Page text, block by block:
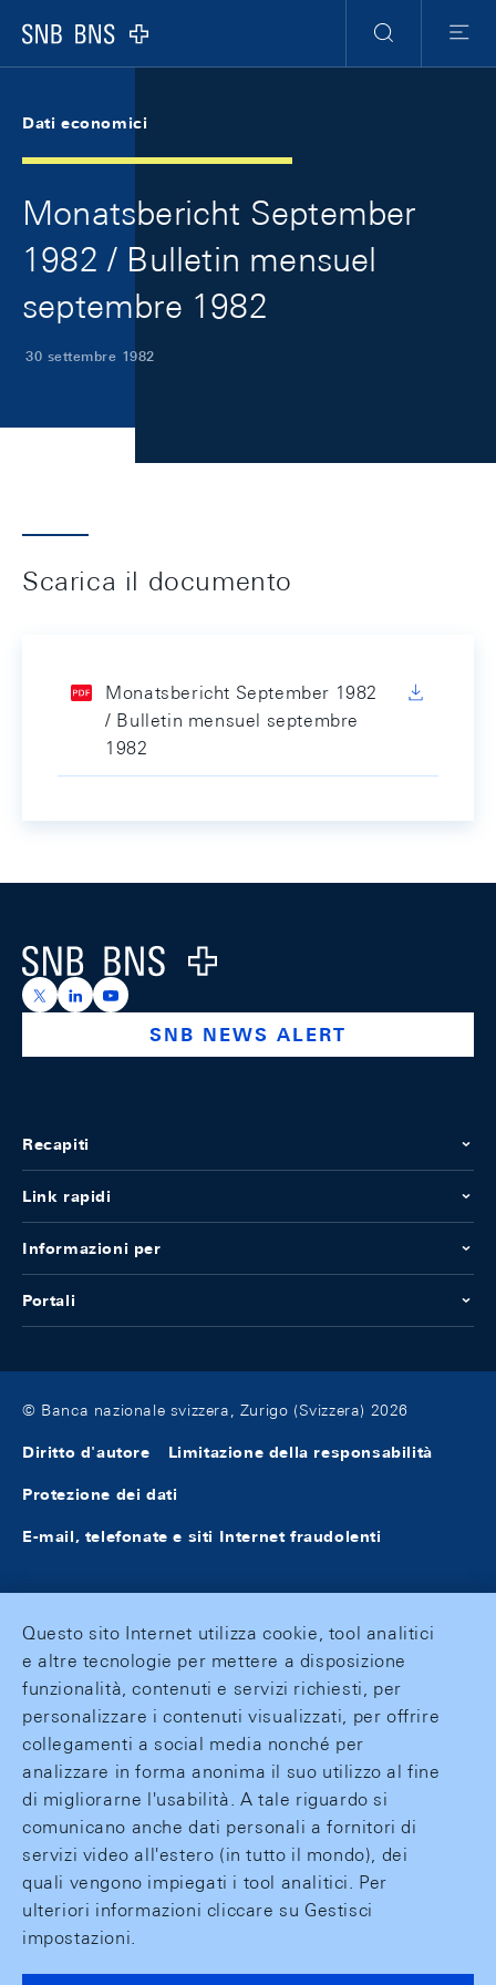
Logo
Ricerca
Menu
Dati economici
Monatsbericht September
1982 / Bulletin mensuel
septembre 1982
30 settembre 1982
Scarica il documento
Monatsbericht September 1982
/ Bulletin mensuel septembre
1982
Logo
https://x.com/snb_bns
https://ch.linkedin.com/company/swiss-national-
https://www.youtube.com/@swissnationalbank
SNB NEWS ALERT
Recapiti
Link rapidi
Informazioni per
Portali
© Banca nazionale svizzera, Zurigo (Svizzera) 2026
Diritto d'autore Limitazione della responsabilità
Protezione dei dati
E-mail, telefonate e siti Internet fraudolenti
Questo sito Internet utilizza cookie, tool analitici
e altre tecnologie per mettere a disposizione
funzionalità, contenuti e servizi richiesti, per
personalizzare i contenuti visualizzati, per offrire
collegamenti a social media nonché per
analizzare in forma anonima il suo utilizzo al fine
di migliorarne l'usabilità. A tale riguardo si
comunicano anche dati personali a fornitori di
servizi video all'estero (in tutto il mondo), dei
quali vengono impiegati i tool analitici. Per
ulteriori informazioni cliccare su Gestisci
impostazioni.